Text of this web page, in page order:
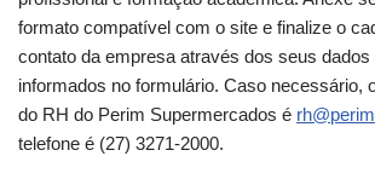
formato compatível com o site e finalize o
contato da empresa através dos seus dados
informados no formulário. Caso necessário,
do RH do Perim Supermercados é
telefone é (27) 3271-2000.